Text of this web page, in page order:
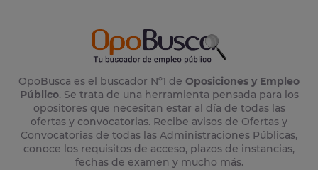
OpoBusca es el buscador Nº1 de Oposiciones y Empleo
Público. Se trata de una herramienta pensada para los
opositores que necesitan estar al día de todas las
ofertas y convocatorias. Recibe avisos de Ofertas y
Convocatorias de todas las Administraciones Públicas,
conoce los requisitos de acceso, plazos de instancias,
fechas de examen y mucho más.